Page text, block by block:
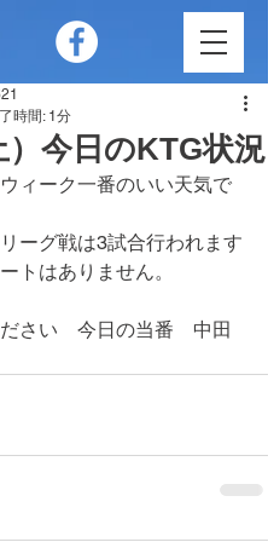
）今日のKTG状況
時間: 1分
ィーク一番のいい天気で
ーグ戦は3試合行われます
トはありません。
さい　今日の当番　中田